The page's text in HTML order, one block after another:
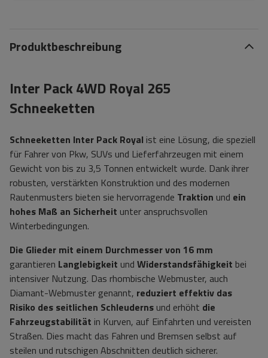
Produktbeschreibung
Inter Pack 4WD Royal 265
Schneeketten
Schneeketten Inter Pack Royal ist eine Lösung, die speziell
für Fahrer von Pkw, SUVs und Lieferfahrzeugen mit einem
Gewicht von bis zu 3,5 Tonnen entwickelt wurde. Dank ihrer
robusten, verstärkten Konstruktion und des modernen
Rautenmusters bieten sie hervorragende Traktion und ein
hohes Maß an Sicherheit unter anspruchsvollen
Winterbedingungen.
Die Glieder mit einem Durchmesser von 16 mm
garantieren Langlebigkeit und Widerstandsfähigkeit bei
intensiver Nutzung. Das rhombische Webmuster, auch
Diamant-Webmuster genannt, reduziert effektiv das
Risiko des seitlichen Schleuderns und erhöht die
Fahrzeugstabilität in Kurven, auf Einfahrten und vereisten
Straßen. Dies macht das Fahren und Bremsen selbst auf
steilen und rutschigen Abschnitten deutlich sicherer.